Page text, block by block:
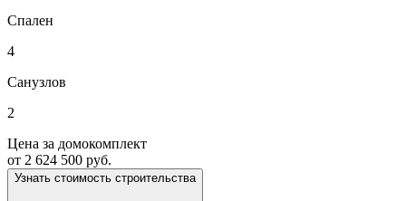
Спален
4
Санузлов
2
Цена за домокомплект
от 2 624 500 руб.
Узнать стоимость строительства